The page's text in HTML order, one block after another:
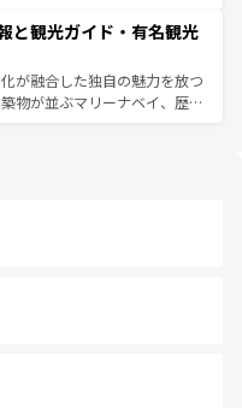
、どの季節にも異なる楽しみ
タイの人々、仏教を中心とし
源が、訪れる旅人を魅了し続
報はコンテンツ一覧を参照して
はず。観光スポットが密集し
回れるのも魅力。息をのむよ
で、香港を存分に楽しみ尽く
報はコンテンツ一覧を参照して
と観光ガイド・有名観光
が融合した独自の魅力を放つ
物が並ぶマリーナベイ、歴史
を楽しめる外せないスポット